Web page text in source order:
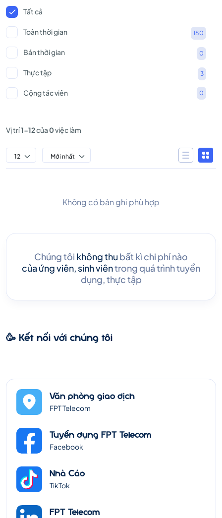
Tất cả
Toàn thời gian 180
Bán thời gian 0
Thực tập 3
Cộng tác viên 0
Vị trí1-12của0việc làm
12 Mới nhất
Không có bản ghi phù hợp
Chúng tôi không thubất kì chi phí nào
của ứng viên, sinh viêntrong quá trình tuyển
dụng, thực tập
🥳 Kết nối với chúng tôi
Văn phòng giao dịch
FPT Telecom
Tuyển dụng FPT Telecom
Facebook
Nhà Cáo
TikTok
FPT Telecom